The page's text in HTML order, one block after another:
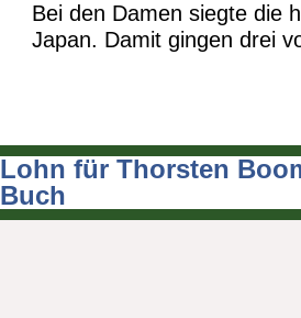
Bei den Damen siegte die
Japan. Damit gingen drei
Beitragsnavigation
Lohn für Thorsten
Buch